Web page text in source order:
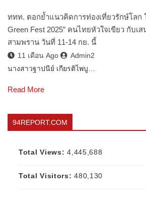
ททท. ตอกย้ำแนวคิดการท่องเที่ยวรักษ์โลก
Green Fest 2025” คนไทยหัวใจเขียว กับ
สามพราน วันที่ 11-14 กย. นี้
11 เดือน Ago
Admin2
นางสาวฐาปนีย์ เกียรติไพบู…
Read More
94REPORT.COM
Total Views:4,445,688
Total Visitors:480,130